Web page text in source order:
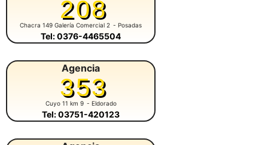
208
Chacra 149 Galería Comercial 2 - Posadas
Tel: 0376-4465504
Agencia
353
Cuyo 11 km 9 - Eldorado
Tel: 03751-420123